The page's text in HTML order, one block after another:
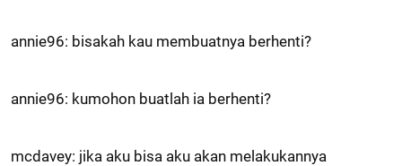
annie96: bisakah kau membuatnya berhenti?
annie96: kumohon buatlah ia berhenti?
mcdavey: jika aku bisa aku akan melakukannya